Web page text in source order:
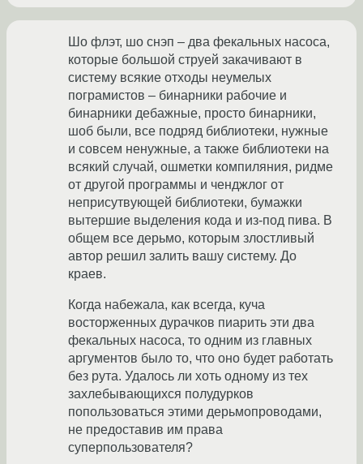
Шо флэт, шо снэп – два фекальных насоса,
которые большой струей закачивают в
систему всякие отходы неумелых
пограмистов – бинарники рабочие и
бинарники дебажные, просто бинарники,
шоб были, все подряд библиотеки, нужные
и совсем ненужные, а также библиотеки на
всякий случай, ошметки компиляния, ридме
от другой программы и ченджлог от
неприсутвующей библиотеки, бумажки
вытершие выделения кода и из-под пива. В
общем все дерьмо, которым злостливый
автор решил залить вашу систему. До
краев.
Когда набежала, как всегда, куча
восторженных дурачков пиарить эти два
фекальных насоса, то одним из главных
аргументов было то, что оно будет работать
без рута. Удалось ли хоть одному из тех
захлебывающихся полудурков
попользоваться этими дерьмопроводами,
не предоставив им права
суперпользователя?